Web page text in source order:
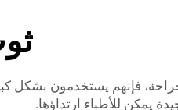
فإنهم يستخدمون بشكل